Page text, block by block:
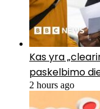
Kas yra
paskelbimo
2 hours ago